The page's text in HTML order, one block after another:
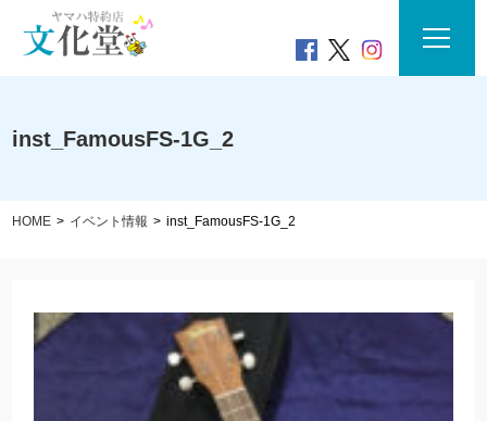
inst_FamousFS-1G_2
HOME イベント情報 inst_FamousFS-1G_2